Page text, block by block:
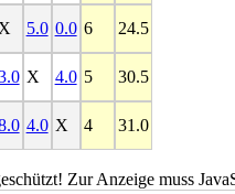
X 5.0 0.0 6 24.5
X 4.0 5 30.5
4.0 X 4
31.0
Zur Anzeige muss